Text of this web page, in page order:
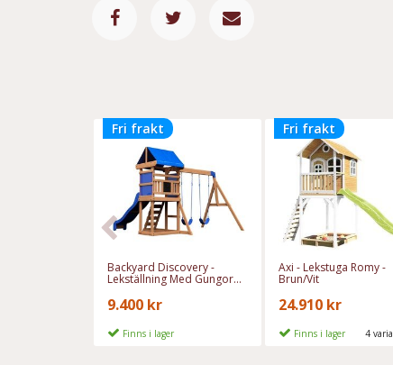
Fri frakt
Backyard Discovery -
Lekställning Med Gungor
Och Rutschkana - Aurora
9.400 kr
Finns i lager
Fri frakt
Axi - Lekstuga Romy -
Brun/Vit
24.910 kr
Finns i lager 4